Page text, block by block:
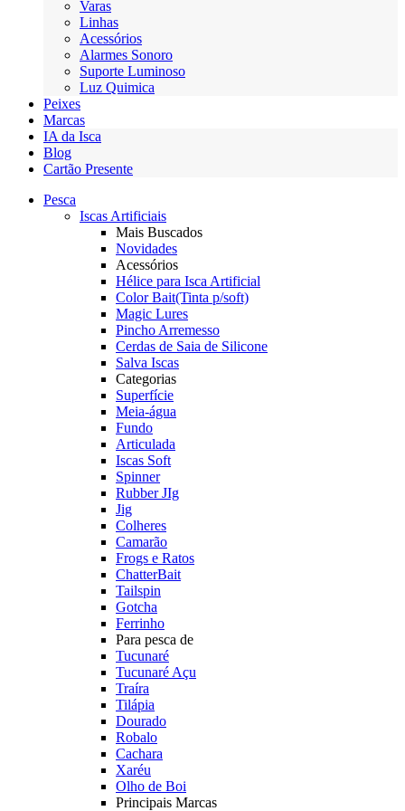
Varas
Linhas
Acessórios
Alarmes Sonoro
Suporte Luminoso
Luz Quimica
Peixes
Marcas
IA da Isca
Blog
Cartão Presente
Pesca
Iscas Artificiais
Mais Buscados
Novidades
Acessórios
Hélice para Isca Artificial
Color Bait(Tinta p/soft)
Magic Lures
Pincho Arremesso
Cerdas de Saia de Silicone
Salva Iscas
Categorias
Superfície
Meia-água
Fundo
Articulada
Iscas Soft
Spinner
Rubber JIg
Jig
Colheres
Camarão
Frogs e Ratos
ChatterBait
Tailspin
Gotcha
Ferrinho
Para pesca de
Tucunaré
Tucunaré Açu
Traíra
Tilápia
Dourado
Robalo
Cachara
Xaréu
Olho de Boi
Principais Marcas